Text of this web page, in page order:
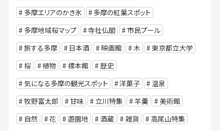
多摩エリアのかき氷
多摩の紅葉スポット
多摩地域桜マップ
寺社仏閣
市民プール
旅する多摩
日本酒 映画館 木
東京都立大学
桜
植物 標本館
歴史
気になる多摩の観光スポット
洋菓子
温泉
牧野富太郎
甘味 立川特集 羊羹
美術館
自然
花 遊園地 酒蔵 雑貨 高尾山特集